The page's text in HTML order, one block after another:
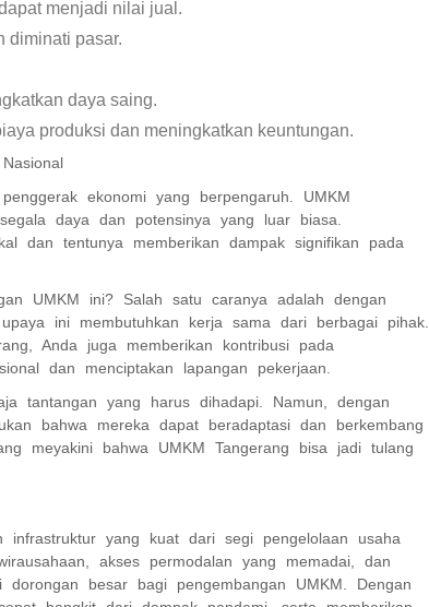
menjadi nilai jual.
diminati pasar.
daya saing.
produksi dan meningkatkan keuntungan.
ekonomi yang berpengaruh. UMKM
daya dan potensinya yang luar biasa.
dan tentunya memberikan dampak signifikan pada
UMKM ini? Salah satu caranya adalah dengan
ini membutuhkan kerja sama dari berbagai pihak.
Anda juga memberikan kontribusi pada
dan menciptakan lapangan pekerjaan.
tantangan yang harus dihadapi. Namun, dengan
bahwa mereka dapat beradaptasi dan berkembang
meyakini bahwa UMKM Tangerang bisa jadi tulang
infrastruktur yang kuat dari segi pengelolaan usaha
akses permodalan yang memadai, dan
besar bagi pengembangan UMKM. Dengan